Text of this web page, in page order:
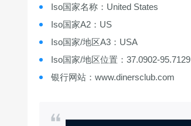
Iso国家名称：United States
Iso国家A2：US
Iso国家/地区A3：USA
Iso国家/地区位置：37.0902-95.7129
银行网站：www.dinersclub.com